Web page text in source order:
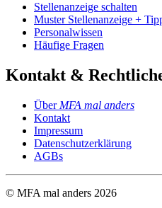
Stellenanzeige schalten
Muster Stellenanzeige +
Personalwissen
Häufige Fragen
Kontakt &
Über MFA mal anders
Kontakt
Impressum
Datenschutzerklärung
AGBs
© MFA mal anders 2026